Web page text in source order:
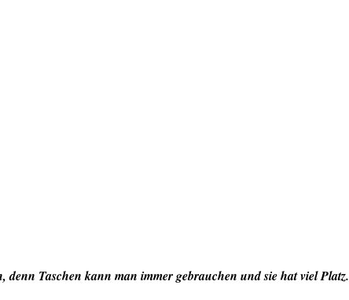
Taschen kann man immer gebrauchen und sie hat viel Platz.